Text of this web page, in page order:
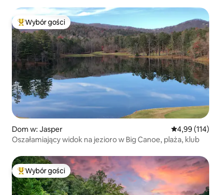
Najpopularniejsze z kategorii Wybór gości
Wybór gości
Dom w: Jasper Średnia
4,99 (114)
Oszałamiający widok na jezioro w Big Canoe, plaża, klub
Najpopularniejsze z kategorii Wybór gości
Wybór gości